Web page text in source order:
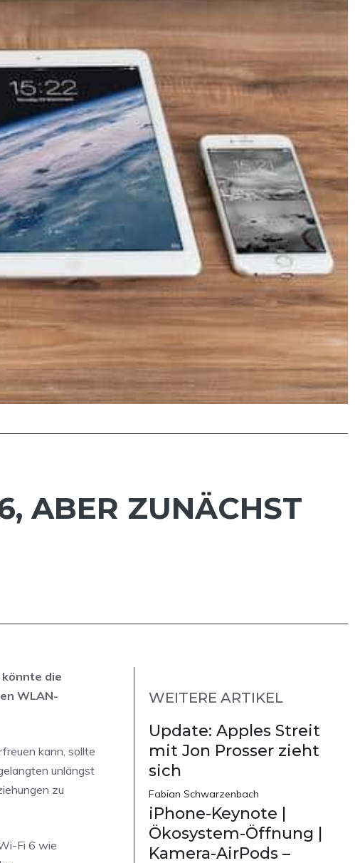
ABER ZUNÄCHST
die
WLAN-
kann, sollte
unlängst
zu
Fi 6 wie
WEITERE ARTIKEL
Update: Apples Streit
mit Jon Prosser zieht
sich
Fabian Schwarzenbach
iPhone-Keynote |
Ökosystem-Öffnung |
Kamera-AirPods –